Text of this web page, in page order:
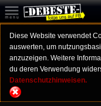
Diese Website verwendet
auswerten, um
anzuzeigen. Weitere
du deren Verwendung
Datenschutzhinweisen.